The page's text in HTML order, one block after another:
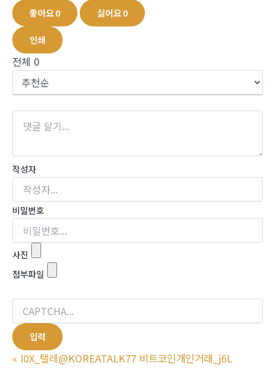
좋아요0 싫어요0
인쇄
전체 0
작성자
비밀번호
사진
첨부파일
« l0X_텔레@KOREATALK77 비트코인개인거래_j6L